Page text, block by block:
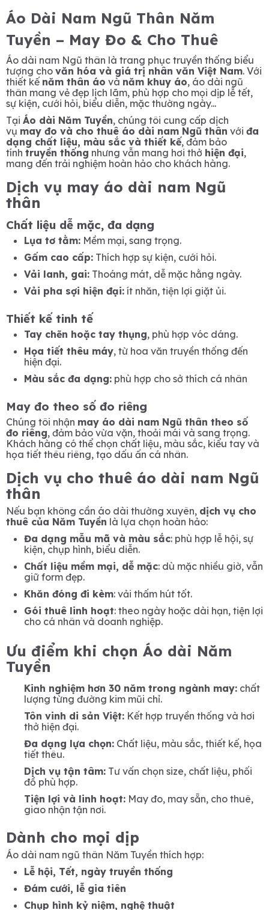
Áo Dài Nam Ngũ Thân Năm
Tuyền – May Đo & Cho Thuê
Áo dài nam Ngũ thân là trang phục truyền thống biểu
tượng cho văn hóa và giá trị nhân văn Việt Nam. Với
thiết kế năm thân áo và năm khuy áo, áo dài ngũ
thân mang vẻ đẹp lịch lãm, phù hợp cho mọi dịp lễ tết,
sự kiện, cưới hỏi, biểu diễn, mặc thường ngày...
Tại Áo dài Năm Tuyền, chúng tôi cung cấp dịch
vụ may đo và cho thuê áo dài nam Ngũ thân với đa
dạng chất liệu, màu sắc và thiết kế, đảm bảo
tính truyền thống nhưng vẫn mang hơi thở hiện đại,
mang đến trải nghiệm hoàn hảo cho khách hàng.
Dịch vụ may áo dài nam Ngũ
thân
Chất liệu dễ mặc, đa dạng
Lụa tơ tằm: Mềm mại, sang trọng.
Gấm cao cấp: Thích hợp sự kiện, cưới hỏi.
Vải lanh, gai: Thoáng mát, dễ mặc hằng ngày.
Vải pha sợi hiện đại: ít nhăn, tiện lợi giặt ủi.
Thiết kế tinh tế
Tay chẽn hoặc tay thụng, phù hợp vóc dáng.
Họa tiết thêu máy, từ hoa văn truyền thống đến
hiện đại.
Màu sắc đa dạng: phù hợp cho sở thích cá nhân
May đo theo số đo riêng
Chúng tôi nhận may áo dài nam Ngũ thân theo số
đo riêng, đảm bảo vừa vặn, thoải mái và sang trọng.
Khách hàng có thể chọn chất liệu, màu sắc, kiểu tay và
họa tiết thêu riêng, tạo dấu ấn cá nhân.
Dịch vụ cho thuê áo dài nam Ngũ
thân
Nếu bạn không cần áo dài thường xuyên, dịch vụ cho
thuê của Năm Tuyền là lựa chọn hoàn hảo:
Đa dạng mẫu mã và màu sắc: phù hợp lễ hội, sự
kiện, chụp hình, biểu diễn.
Chất liệu mềm mại, dễ mặc: dù mặc nhiều giờ, vẫn
giữ form đẹp.
Khăn đóng đi kèm: vải thấm hút tốt.
Gói thuê linh hoạt: theo ngày hoặc dài hạn, tiện lợi
cho cá nhân và doanh nghiệp.
Ưu điểm khi chọn Áo dài Năm
Tuyền
Kinh nghiệm hơn 30 năm trong ngành may: chất
lượng từng đường kim mũi chỉ.
Tôn vinh di sản Việt: Kết hợp truyền thống và hơi
thở hiện đại.
Đa dạng lựa chọn: Chất liệu, màu sắc, thiết kế, họa
tiết thêu.
Dịch vụ tận tâm: Tư vấn chọn size, chất liệu, phối
đồ phù hợp.
Tiện lợi và linh hoạt: May đo, may sẵn, cho thuê,
giao nhận tận nơi.
Dành cho mọi dịp
Áo dài nam ngũ thân Năm Tuyền thích hợp:
Lễ hội, Tết, ngày truyền thống
Đám cưới, lễ gia tiên
Chụp hình kỷ niệm, nghệ thuật